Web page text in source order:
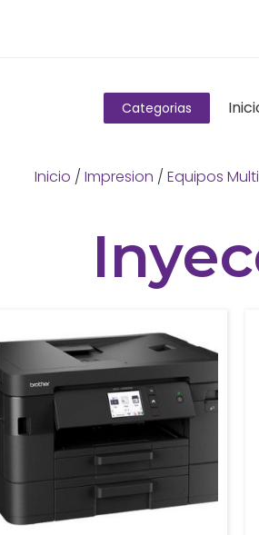
Categorias
Inicio / Impresion / Equipos